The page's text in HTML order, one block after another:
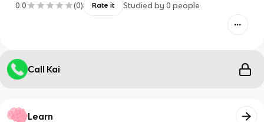
0.0 (0) Rate it Studied by 0 people
Call Kai
Learn